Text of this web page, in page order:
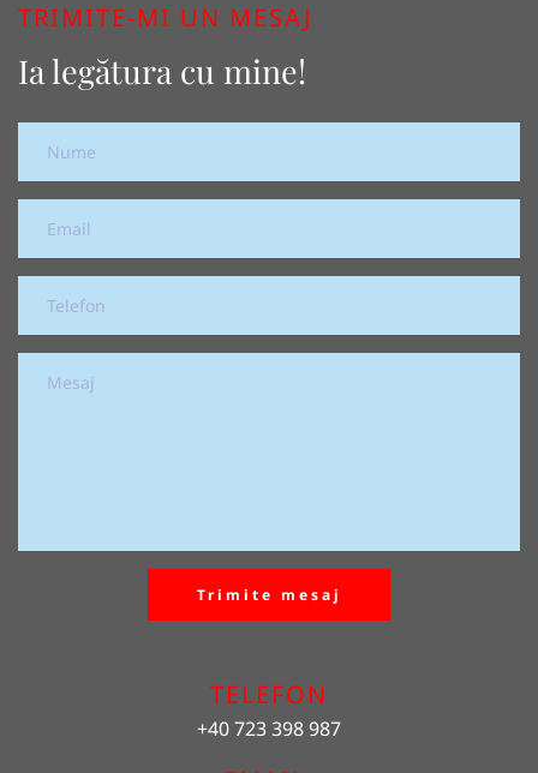
TRIMITE-MI UN MESAJ
Ia legătura cu mine!
Trimite mesaj
TELEFON
+40 723 398 987